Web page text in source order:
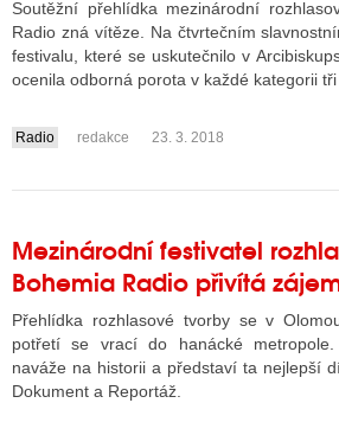
TELEVIZE
TELEVIZÍ
INTERNET
STRÁNKY RÁDIÍ
STRÁNKY TV
Soutěžní přehlídka mezinárodní
Radio zná vítěze. Na čtvrtečním
festivalu, které se uskutečnilo v
ocenila odborná porota v každé kategorii tři
....
Radio redakce 23. 3. 2018
Mezinárodní festivatel
Bohemia Radio přivítá
Přehlídka rozhlasové tvorby se v
potřetí se vrací do hanácké
naváže na historii a představí ta nejlepší
Dokument a Reportáž.